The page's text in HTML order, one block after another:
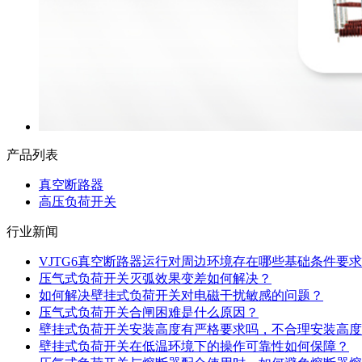
产品列表
真空断路器
高压负荷开关
行业新闻
VJTG6真空断路器运行对周边环境存在哪些基础条件要求
压气式负荷开关灭弧效果变差如何解决？
如何解决壁挂式负荷开关对电磁干扰敏感的问题？
压气式负荷开关合闸困难是什么原因？
壁挂式负荷开关安装高度有严格要求吗，不合理安装高
壁挂式负荷开关在低温环境下的操作可靠性如何保障？